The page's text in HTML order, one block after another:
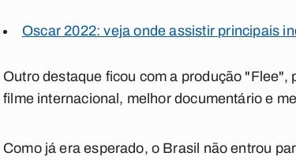
Oscar 2022: veja onde assistir principais
Outro destaque ficou com a produção
filme internacional, melhor documentário e
Como já era esperado, o Brasil não entrou